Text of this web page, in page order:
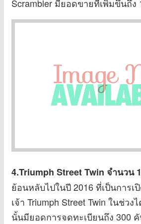
Scrambler มียอดขายที่เพิ่มขึ้นถึง
4.Triumph Street Twin จำนวน
ย้อนหลับไปในปี 2016 ที่เป็นการเ
เจ้า Triumph Street Twin ในช่ว
นั้นมียอดการจดทะเบียนถึง 300 คั